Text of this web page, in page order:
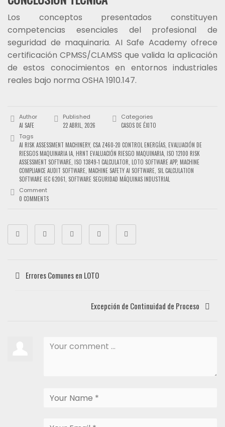
Los conceptos presentados constituyen
competencias esenciales del profesional de
seguridad de maquinaria. AI Safe Academy ofrece
certificación CPMSS/CLAMSS que valida la aplicación
de estos conocimientos en entornos industriales
reales bajo norma OSHA 1910.147.
Author
AI SAFE
Published
22 ABRIL, 2026
Categories
CASOS DE ÉXITO
Tags
AI RISK ASSESSMENT MACHINERY, CSA Z460-20 CONTROL ENERGÍAS EVALUACIÓN DE
RIESGOS MAQUINARIA IA HRNT EVALUACIÓN RIESGO MAQUINARIA ISO 12100 RISK
ASSESSMENT SOFTWARE ISO 13849-1 CALCULATOR LOTO SOFTWARE APP, MACHINE
COMPLIANCE AUDIT SOFTWARE MACHINE SAFETY AI SOFTWARE SIL CALCULATION
SOFTWARE IEC 62061 SOFTWARE SEGURIDAD MÁQUINAS INDUSTRIAL
Comment
0 COMMENTS
Errores Comunes en LOTO
Excepción de Continuidad de Proceso